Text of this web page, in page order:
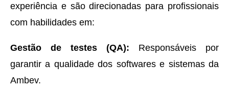
experiência e são direcionadas para profissionais
com habilidades em:
Gestão de testes (QA): Responsáveis por
garantir a qualidade dos softwares e sistemas da
Ambev.